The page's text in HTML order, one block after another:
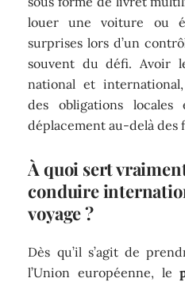
louer une voiture ou
surprises lors d’un
souvent du défi. Avoir
national et
des obligations locales
déplacement au-delà des
À quoi sert
conduire
voyage ?
Dès qu’il s’agit de
l’Union européenne, le